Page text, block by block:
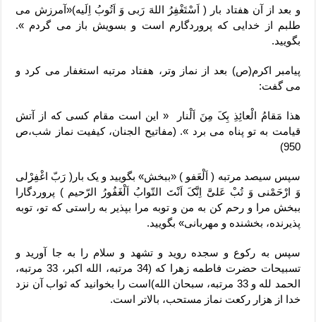
و بعد از آن هفتاد بار ( اَسْتَغْفِرُ اللهَ رَبی وَ اَتُوبُ اِلَیه)«آمرزش می
طلبم از خدایی که پروردگارم است و بسویش باز می گردم ».
بگویید.
پیامبر اکرم(ص) بعد از نماز وتر، هفتاد مرتبه استغفار می کرد و
می گفت:
هذا مَقامُ الْعائِذِ بِکَ مِنَ اَلْنار « این است مقام کسی که از آتش
قیامت به تو پناه می برد ». (مفاتیح الجنان، کیفیت نماز شب،ص
950)
سپس سیصد مرتبه ( اَلْعَفو ) «ببخش» بگویید و یک بار( رَبّ اغْفِرْلی
وَ ارْحَمْنی وَ تُبْ عَلیََّ اِنَّکَ اَنْتَ التّوابُ اَلْغَفُورُ الرّحیم ) پروردگارا
ببخش مرا و رحم کن به من و توبه مرا بپذیر به راستی که تو، توبه
پذیرنده، بخشنده و مهربانی» بگویید.
سپس به رکوع و سجده روید و تشهد و سلام را به جا آورید و
تسبیحات حضرت فاطمه زهرا که (34 مرتبه، الله اکبر، 33 مرتبه،
الحمد لله و 33 مرتبه، سبحان الله)است را بخوانید که ثواب آن نزد
خدا از هزار رکعت نماز مستحب، بالاتر است.